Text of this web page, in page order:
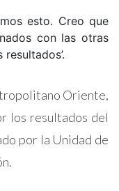
esto. Creo que
con las otras
Oriente,
los resultados del
por la Unidad de